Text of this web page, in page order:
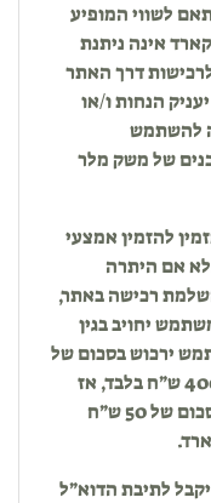
לשווי המופיע
אינה ניתנת
דרך האתר
הנחות ו/או
להשתמש
של משק מלר
להזמין אמצעי
אם היתרה
רכישה באתר,
יחויב בגין
ירכוש בסכום של
450 ש״ח והיתרה בגיפטקארד תהיה 400 ש״ח בלבד, אז
כרטיס האשראי של המשתמש יחויב בסכום של 50 ש״ח
לתיבת הדוא״ל